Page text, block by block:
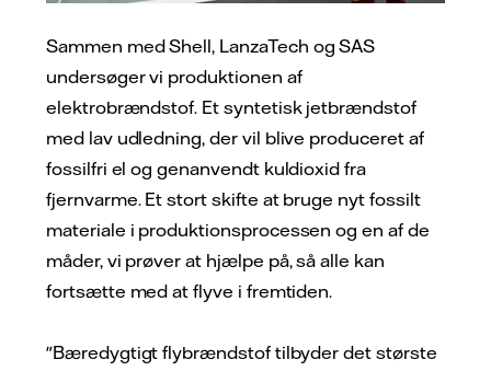
Sammen med Shell, LanzaTech og SAS
undersøger vi produktionen af
elektrobrændstof. Et syntetisk jetbrændstof
med lav udledning, der vil blive produceret af
fossilfri el og genanvendt kuldioxid fra
fjernvarme. Et stort skifte at bruge nyt fossilt
materiale i produktionsprocessen og en af de
måder, vi prøver at hjælpe på, så alle kan
fortsætte med at flyve i fremtiden.
"Bæredygtigt flybrændstof tilbyder det største